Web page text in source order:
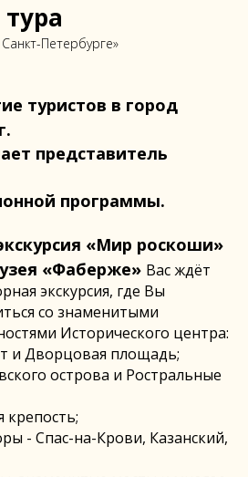
Петербурге»
туристов в город
представитель
программы.
«Мир роскоши»
«Фаберже» Вас ждёт
экскурсия, где Вы
со знаменитыми
Исторического центра:
и Дворцовая площадь;
острова и Ростральные
крепость;
- Спас-на-Крови, Казанский,